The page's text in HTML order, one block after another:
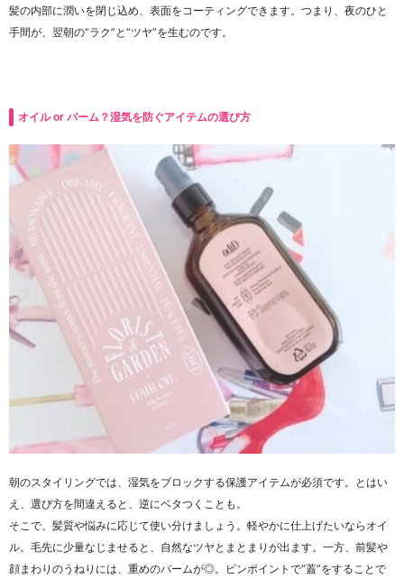
髪の内部に潤いを閉じ込め、表面をコーティングできます。つまり、夜のひと
手間が、翌朝の“ラク”と“ツヤ”を生むのです。
オイル or バーム？湿気を防ぐアイテムの選び方
朝のスタイリングでは、湿気をブロックする保護アイテムが必須です。とはい
え、選び方を間違えると、逆にベタつくことも。
そこで、髪質や悩みに応じて使い分けましょう。軽やかに仕上げたいならオイ
ル。毛先に少量なじませると、自然なツヤとまとまりが出ます。一方、前髪や
顔まわりのうねりには、重めのバームが◎。ピンポイントで“蓋”をすることで